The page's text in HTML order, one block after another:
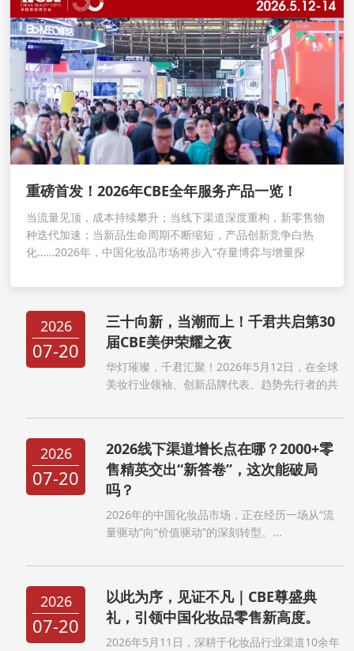
重磅首发！2026年CBE全年服务产品一览！
当流量见顶，成本持续攀升；当线下渠道深度重构，新零售物
种迭代加速；当新品生命周期不断缩短，产品创新竞争白热
化……2026年，中国化妆品市场将步入“存量博弈与增量探
2026
07-20
三十向新，当潮而上！千君共启第30
届CBE美伊荣耀之夜
华灯璀璨，千君汇聚！2026年5月12日，在全球
美妆行业领袖、创新品牌代表、趋势先行者的共
暨2026全球新品盛典盛大启幕。这不仅是一场致
启美妆下一个黄...
2026
07-20
2026线下渠道增长点在哪？2000+零
售精英交出“新答卷”，这次能破局
吗？
2026年的中国化妆品市场，正在经历一场从“流
量驱动”向“价值驱动”的深刻转型。...
2026
07-20
以此为序，见证不凡｜CBE尊盛典
礼，引领中国化妆品零售新高度。
2026年5月11日，深耕于化妆品行业渠道10余年